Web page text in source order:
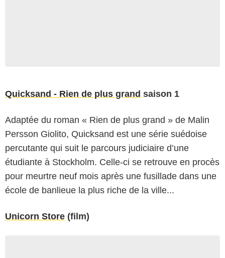
Quicksand - Rien de plus grand saison 1
Adaptée du roman « Rien de plus grand » de Malin
Persson Giolito, Quicksand est une série suédoise
percutante qui suit le parcours judiciaire d’une
étudiante à Stockholm. Celle-ci se retrouve en procès
pour meurtre neuf mois après une fusillade dans une
école de banlieue la plus riche de la ville...
Unicorn Store (film)